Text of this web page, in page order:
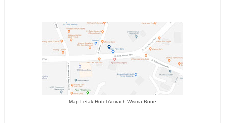
Map Letak Hotel Amrach Wisma Bone